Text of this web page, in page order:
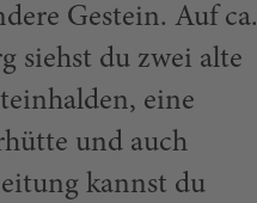
Gestein. Auf ca.
siehst du zwei alte
eine
und auch
kannst du